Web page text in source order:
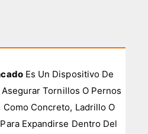
Es Un Dispositivo De
Tornillos O Pernos
Concreto, Ladrillo O
Expandirse Dentro Del